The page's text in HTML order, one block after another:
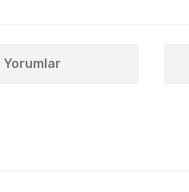
Yorumlar